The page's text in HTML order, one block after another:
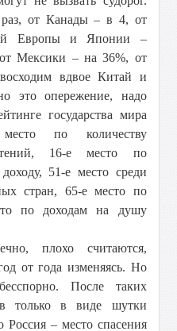
от Канады – в 4, от
Европы и Японии –
Мексики – на 36%, от
вдвое Китай и
это опережение, надо
государства мира
по количеству
16-е место по
51-е место среди
стран, 65-е место по
по доходам на душу
плохо считаются,
от года изменяясь. Но
После таких
только в виде шутки
– место спасения